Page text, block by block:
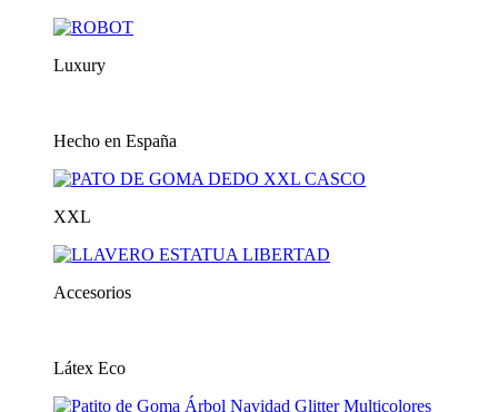
Luxury
Hecho en España
XXL
Accesorios
Látex Eco